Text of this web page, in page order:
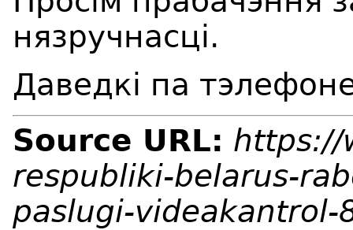
нязручнасці.
Даведкі па
Source URL: https://
respubliki-belarus-
paslugi-videakantrol-